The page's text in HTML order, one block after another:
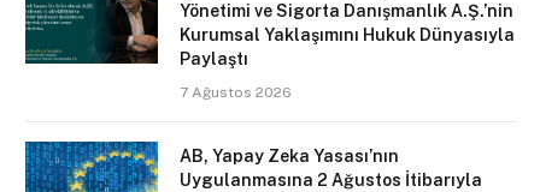
Yönetimi ve Sigorta Danışmanlık A.Ş.’nin
Kurumsal Yaklaşımını Hukuk Dünyasıyla
Paylaştı
7 Ağustos 2026
AB, Yapay Zeka Yasası’nın
Uygulanmasına 2 Ağustos İtibarıyla